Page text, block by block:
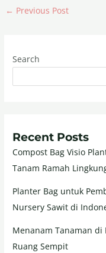
← Previous Post
Search
Recent Posts
Compost Bag Visio
Tanam Ramah
Planter Bag untuk
Nursery Sawit di
Menanam Tanaman di
Ruang Sempit